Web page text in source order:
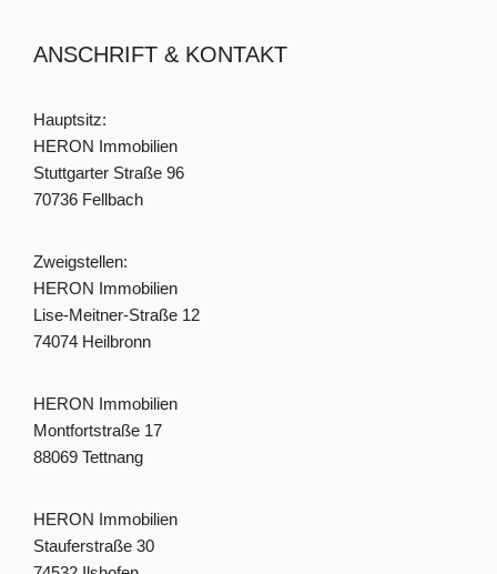
ANSCHRIFT & KONTAKT
Hauptsitz:
HERON Immobilien
Stuttgarter Straße 96
70736 Fellbach
Zweigstellen:
HERON Immobilien
Lise-Meitner-Straße 12
74074 Heilbronn
HERON Immobilien
Montfortstraße 17
88069 Tettnang
HERON Immobilien
Stauferstraße 30